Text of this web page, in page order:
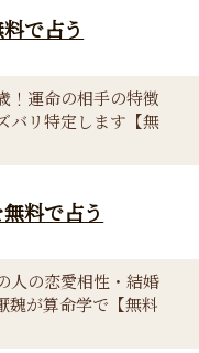
で占う
！運命の相手の特徴
バリ特定します【無
料で占う
人の恋愛相性・結婚
魏が算命学で【無料